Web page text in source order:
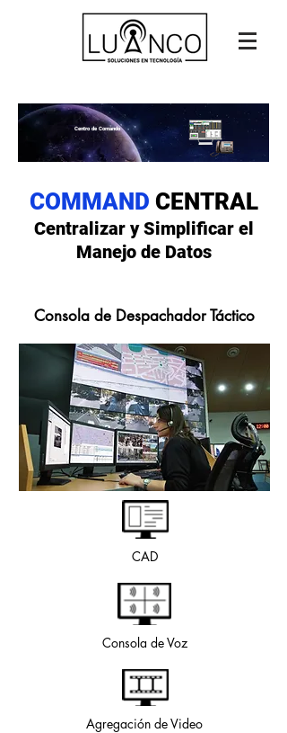
COMMAND CENTRAL
Centralizar y Simplificar el
Manejo de Datos
Consola de Despachador Táctico
CAD
Consola de Voz
Agregación de Video
Centro de Comando